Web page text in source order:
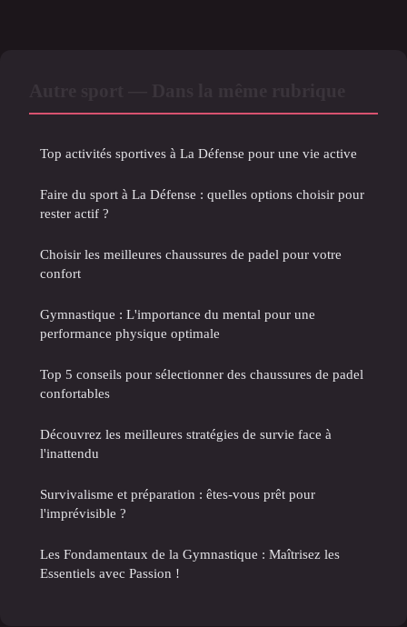
Top activités sportives à La Défense pour une vie active
Faire du sport à La Défense : quelles options choisir pour
rester actif ?
Choisir les meilleures chaussures de padel pour votre
confort
Gymnastique : L'importance du mental pour une
performance physique optimale
Top 5 conseils pour sélectionner des chaussures de padel
confortables
Découvrez les meilleures stratégies de survie face à
l'inattendu
Survivalisme et préparation : êtes-vous prêt pour
l'imprévisible ?
Les Fondamentaux de la Gymnastique : Maîtrisez les
Essentiels avec Passion !